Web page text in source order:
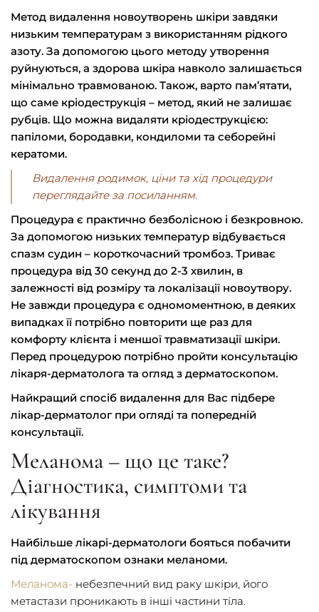
Метод видалення новоутворень шкіри завдяки
низьким температурам з використанням рідкого
азоту. За допомогою цього методу утворення
руйнуються, а здорова шкіра навколо залишається
мінімально травмованою. Також, варто пам’ятати,
що саме кріодеструкція – метод, який не залишає
рубців. Що можна видаляти кріодеструкцією:
папіломи, бородавки, кондиломи та себорейні
кератоми.
Видалення родимок, ціни та хід процедури
переглядайте за посиланням.
Процедура є практично безболісною і безкровною.
За допомогою низьких температур відбувається
спазм судин – короткочасний тромбоз. Триває
процедура від 30 секунд до 2-3 хвилин, в
залежності від розміру та локалізації новоутвору.
Не завжди процедура є одномоментною, в деяких
випадках її потрібно повторити ще раз для
комфорту клієнта і меншої травматизації шкіри.
Перед процедурою потрібно пройти консультацію
лікаря-дерматолога та огляд з дерматоскопом.
Найкращий спосіб видалення для Вас підбере
лікар-дерматолог при огляді та попередній
консультації.
Меланома – що це таке?
Діагностика, симптоми та
лікування
Найбільше лікарі-дерматологи бояться побачити
під дерматоскопом ознаки меланоми.
Меланома- небезпечний вид раку шкіри, його
метастази проникають в інші частини тіла.